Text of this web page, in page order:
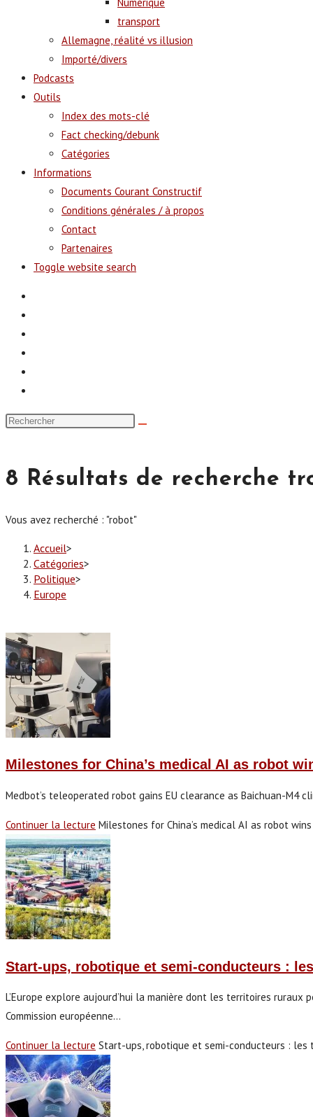
transport
Allemagne, réalité vs illusion
Importé/divers
Podcasts
Outils
Index des mots-clé
Fact checking/debunk
Catégories
Informations
Documents Courant Constructif
Conditions générales / à propos
Contact
Partenaires
Toggle website search
8 Résultats de recherche
Vous avez recherché : "robot"
Accueil>
Catégories>
Politique>
Europe
Milestones for China’s medical AI as robot
Medbot’s teleoperated robot gains EU clearance as Baichuan-M4
Continuer la lecture Milestones for China’s medical AI as robot
Start-ups, robotique et semi-conducteurs :
L’Europe explore aujourd’hui la manière dont les territoires ruraux
Commission européenne…
Continuer la lecture Start-ups, robotique et semi-conducteurs :